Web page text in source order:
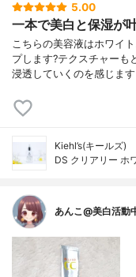
5.00
一本で美白と保湿が
こちらの美容液はホワイ
プします?テクスチャーも
浸透していくのを感じま
Kiehl’s(キールズ)
DS クリアリー ホ
あんこ@美白活動